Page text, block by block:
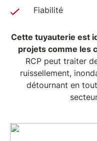
Fiabilité
Cette tuyauterie est
projets comme les
RCP peut traiter
ruissellement,
détournant en